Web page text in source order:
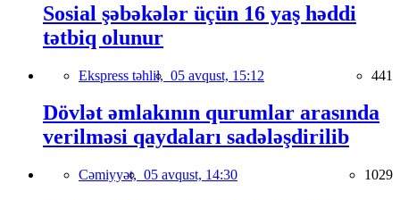
Sosial şəbəkələr üçün 16 yaş həddi
tətbiq olunur
Ekspress təhlil, 05 avqust, 15:12 441
Dövlət əmlakının qurumlar arasında
verilməsi qaydaları sadələşdirilib
Cəmiyyət, 05 avqust, 14:30 1029